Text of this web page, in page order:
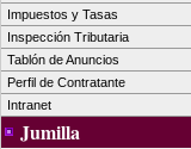
Impuestos y Tasas
Inspección Tributaria
Tablón de Anuncios
Perfil de Contratante
Intranet
Jumilla